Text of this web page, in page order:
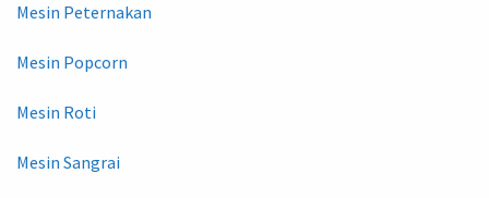
Mesin Peternakan
Mesin Popcorn
Mesin Roti
Mesin Sangrai